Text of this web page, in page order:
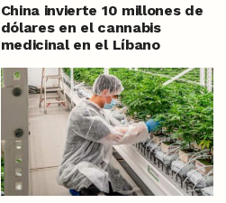
China invierte 10 millones de
dólares en el cannabis
medicinal en el Líbano